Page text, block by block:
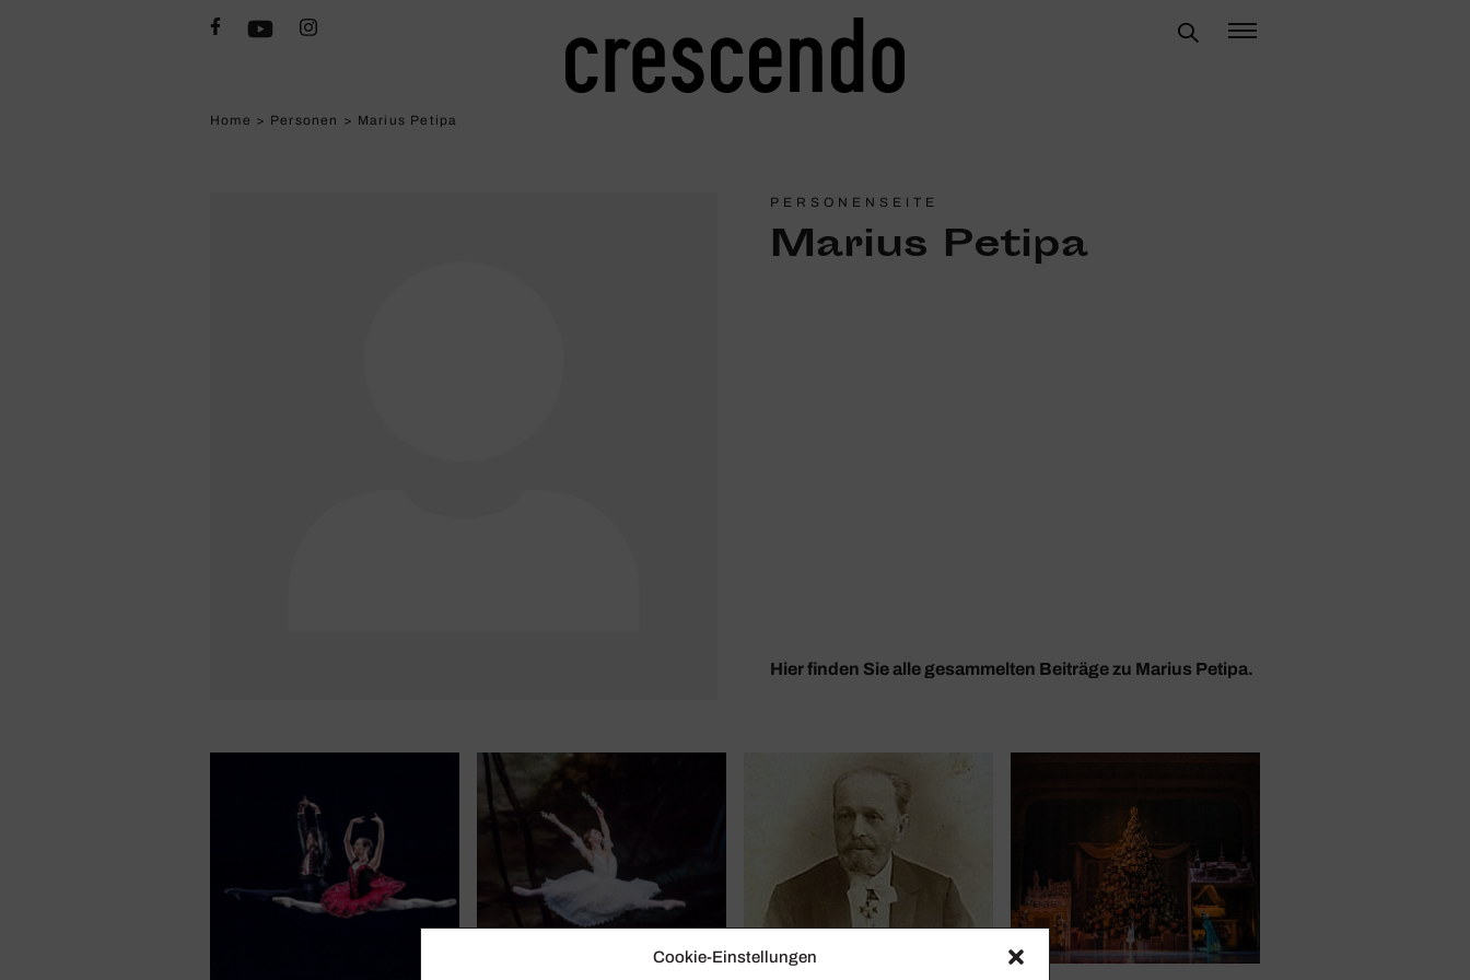
Cookie-Einstellungen
Home > Personen > Marius Petipa
PERSONENSEITE
Marius Petipa
Hier finden Sie alle gesammelten Beiträge zu Marius Petipa.